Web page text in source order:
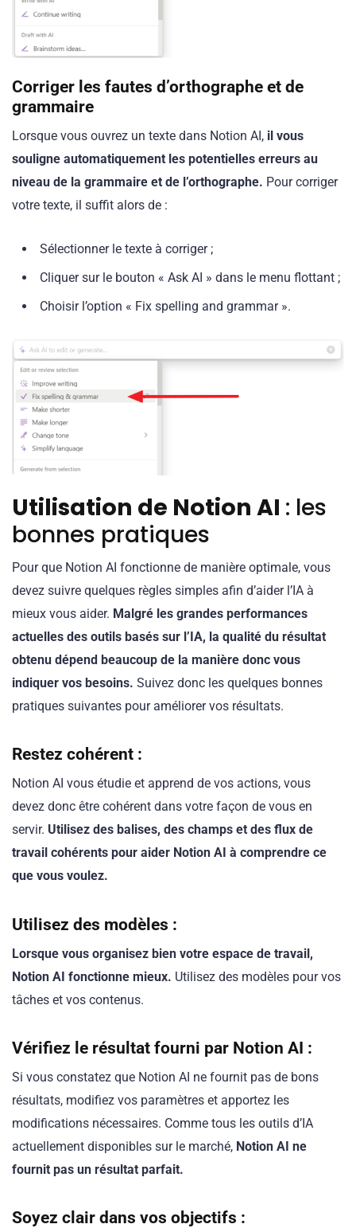
Corriger les fautes d’orthographe et de
grammaire
Lorsque vous ouvrez un texte dans Notion AI, il vous
souligne automatiquement les potentielles erreurs au
niveau de la grammaire et de l’orthographe. Pour corriger
votre texte, il suffit alors de :
Sélectionner le texte à corriger ;
Cliquer sur le bouton « Ask AI » dans le menu flottant ;
Choisir l’option « Fix spelling and grammar ».
Utilisation de Notion AI : les
bonnes pratiques
Pour que Notion AI fonctionne de manière optimale, vous
devez suivre quelques règles simples afin d’aider l’IA à
mieux vous aider. Malgré les grandes performances
actuelles des outils basés sur l’IA, la qualité du résultat
obtenu dépend beaucoup de la manière donc vous
indiquer vos besoins. Suivez donc les quelques bonnes
pratiques suivantes pour améliorer vos résultats.
Restez cohérent :
Notion AI vous étudie et apprend de vos actions, vous
devez donc être cohérent dans votre façon de vous en
servir. Utilisez des balises, des champs et des flux de
travail cohérents pour aider Notion AI à comprendre ce
que vous voulez.
Utilisez des modèles :
Lorsque vous organisez bien votre espace de travail,
Notion AI fonctionne mieux. Utilisez des modèles pour vos
tâches et vos contenus.
Vérifiez le résultat fourni par Notion AI :
Si vous constatez que Notion AI ne fournit pas de bons
résultats, modifiez vos paramètres et apportez les
modifications nécessaires. Comme tous les outils d’IA
actuellement disponibles sur le marché, Notion AI ne
fournit pas un résultat parfait.
Soyez clair dans vos objectifs :